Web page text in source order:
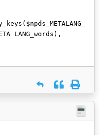
LANG_words),